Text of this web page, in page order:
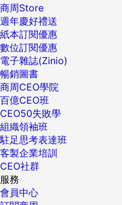
商周Store
週年慶好禮送
紙本訂閱優惠
數位訂閱優惠
電子雜誌(Zinio)
暢銷圖書
商周CEO學院
百億CEO班
CEO50失敗學
組織領袖班
駐足思考表達班
客製企業培訓
CEO社群
服務
會員中心